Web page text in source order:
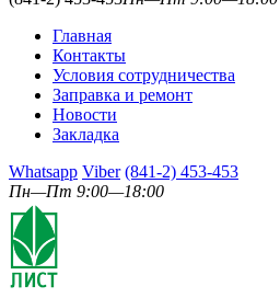
Главная
Контакты
Условия сотрудничества
Заправка и ремонт
Новости
Закладка
Whatsapp Viber (841-2) 453-453
Пн—Пт 9:00—18:00